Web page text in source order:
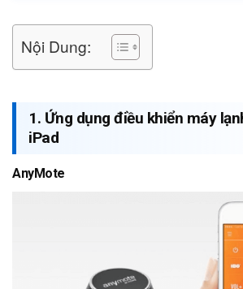
Nội Dung:
1. Ứng dụng điều khiển máy
iPad
AnyMote